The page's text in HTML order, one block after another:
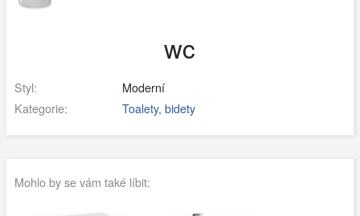
wc
Styl:
Moderní
Kategorie:
Toalety, bidety
Mohlo by se vám také líbit: